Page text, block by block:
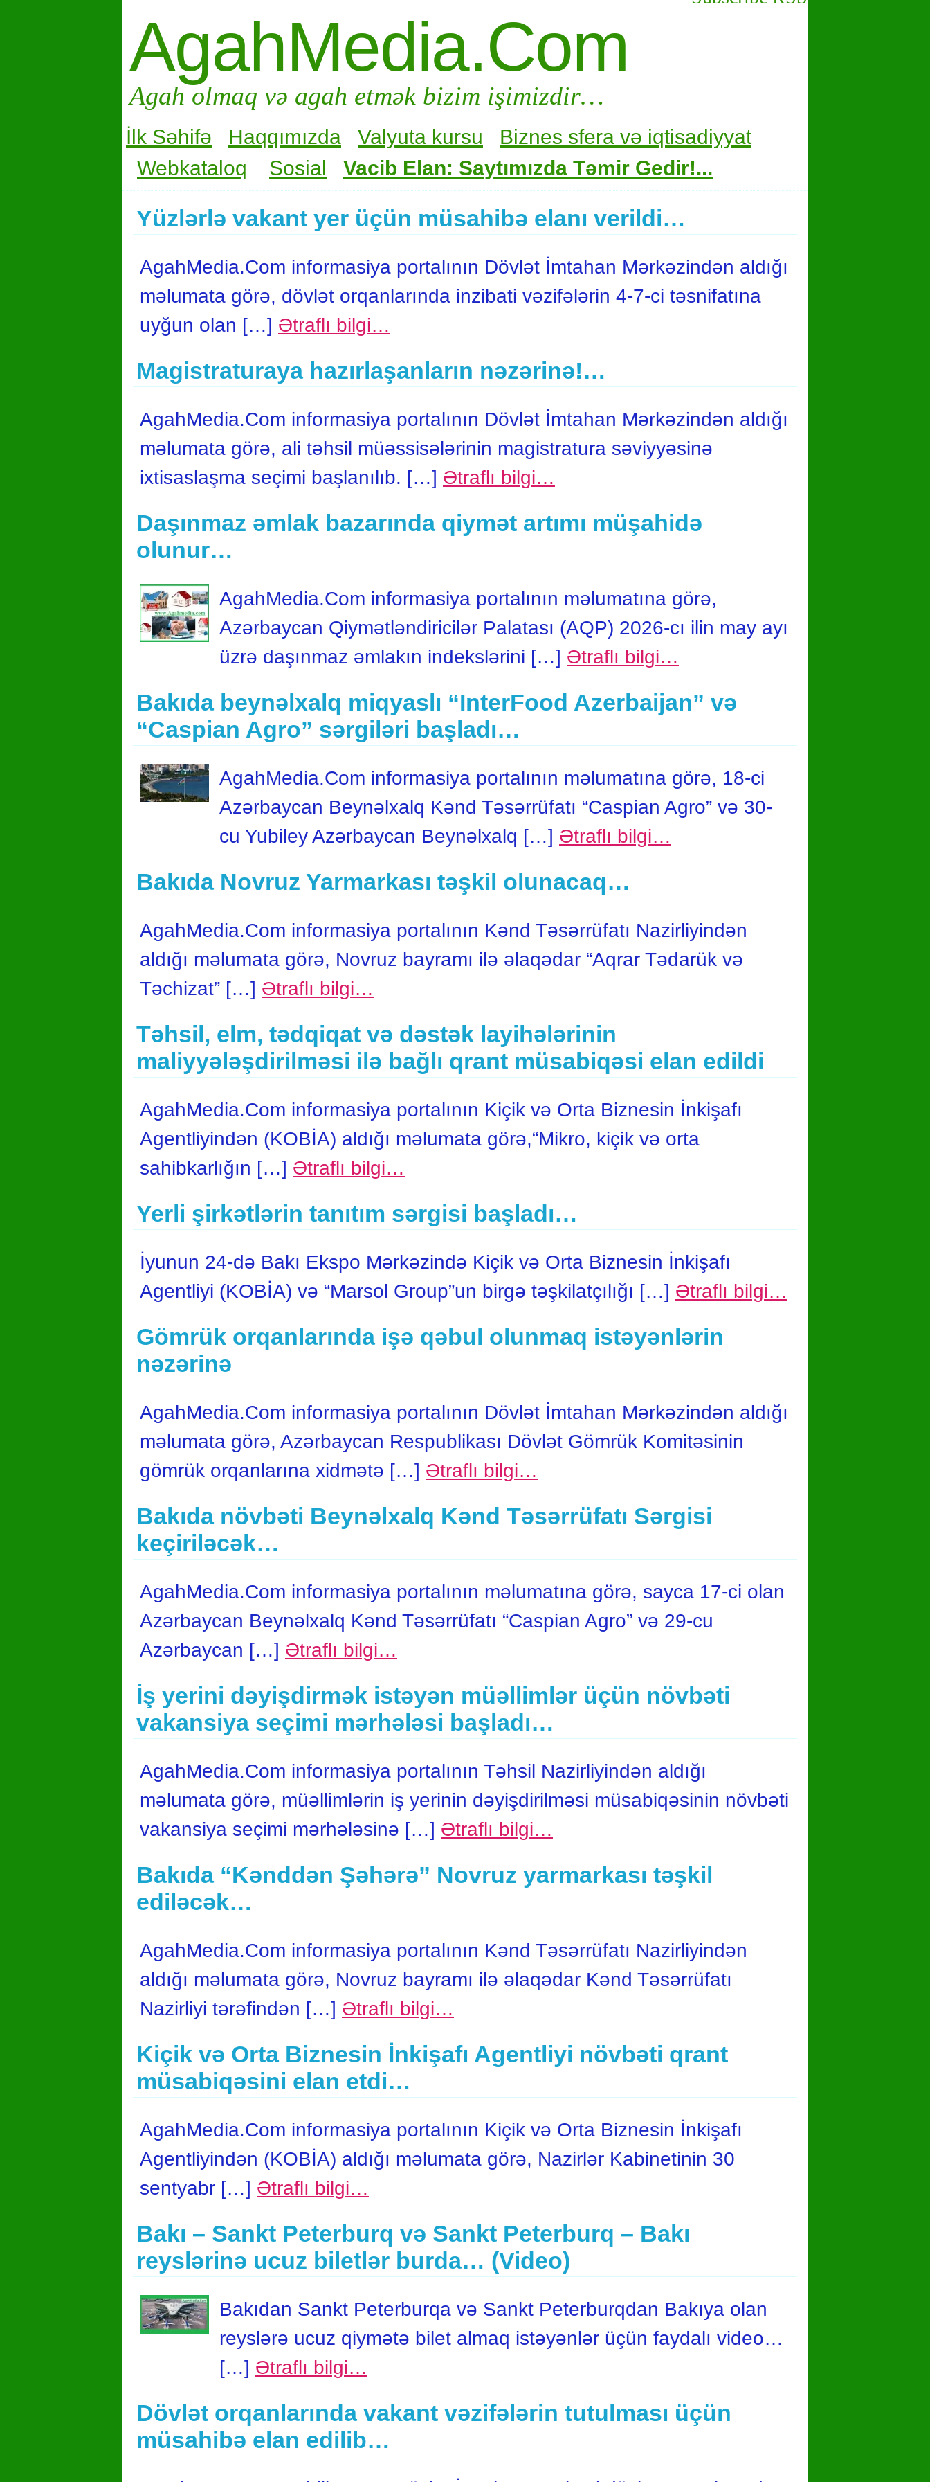
AgahMedia.Com
Agah olmaq və agah etmək bizim işimizdir…
İlk Səhifə Haqqımızda Valyuta kursu Biznes sfera və iqtisadiyyat
Webkataloq
Sosial Vacib Elan: Saytımızda Təmir Gedir!...
Yüzlərlə vakant yer üçün müsahibə elanı verildi…
AgahMedia.Com informasiya portalının Dövlət İmtahan Mərkəzindən aldığı
məlumata görə, dövlət orqanlarında inzibati vəzifələrin 4-7-ci təsnifatına
uyğun olan […] Ətraflı bilgi…
Magistraturaya hazırlaşanların nəzərinə!…
AgahMedia.Com informasiya portalının Dövlət İmtahan Mərkəzindən aldığı
məlumata görə, ali təhsil müəssisələrinin magistratura səviyyəsinə
ixtisaslaşma seçimi başlanılıb. […] Ətraflı bilgi…
Daşınmaz əmlak bazarında qiymət artımı müşahidə
olunur…
AgahMedia.Com informasiya portalının məlumatına görə,
Azərbaycan Qiymətləndiricilər Palatası (AQP) 2026-cı ilin may ayı
üzrə daşınmaz əmlakın indekslərini […] Ətraflı bilgi…
Bakıda beynəlxalq miqyaslı “InterFood Azerbaijan” və
“Caspian Agro” sərgiləri başladı…
AgahMedia.Com informasiya portalının məlumatına görə, 18-ci
Azərbaycan Beynəlxalq Kənd Təsərrüfatı “Caspian Agro” və 30-
cu Yubiley Azərbaycan Beynəlxalq […] Ətraflı bilgi…
Bakıda Novruz Yarmarkası təşkil olunacaq…
AgahMedia.Com informasiya portalının Kənd Təsərrüfatı Nazirliyindən
aldığı məlumata görə, Novruz bayramı ilə əlaqədar “Aqrar Tədarük və
Təchizat” […] Ətraflı bilgi…
Təhsil, elm, tədqiqat və dəstək layihələrinin
maliyyələşdirilməsi ilə bağlı qrant müsabiqəsi elan edildi
AgahMedia.Com informasiya portalının Kiçik və Orta Biznesin İnkişafı
Agentliyindən (KOBİA) aldığı məlumata görə,“Mikro, kiçik və orta
sahibkarlığın […] Ətraflı bilgi…
Yerli şirkətlərin tanıtım sərgisi başladı…
İyunun 24-də Bakı Ekspo Mərkəzində Kiçik və Orta Biznesin İnkişafı
Agentliyi (KOBİA) və “Marsol Group”un birgə təşkilatçılığı […] Ətraflı bilgi…
Gömrük orqanlarında işə qəbul olunmaq istəyənlərin
nəzərinə
AgahMedia.Com informasiya portalının Dövlət İmtahan Mərkəzindən aldığı
məlumata görə, Azərbaycan Respublikası Dövlət Gömrük Komitəsinin
gömrük orqanlarına xidmətə […] Ətraflı bilgi…
Bakıda növbəti Beynəlxalq Kənd Təsərrüfatı Sərgisi
keçiriləcək…
AgahMedia.Com informasiya portalının məlumatına görə, sayca 17-ci olan
Azərbaycan Beynəlxalq Kənd Təsərrüfatı “Caspian Agro” və 29-cu
Azərbaycan […] Ətraflı bilgi…
İş yerini dəyişdirmək istəyən müəllimlər üçün növbəti
vakansiya seçimi mərhələsi başladı…
AgahMedia.Com informasiya portalının Təhsil Nazirliyindən aldığı
məlumata görə, müəllimlərin iş yerinin dəyişdirilməsi müsabiqəsinin növbəti
vakansiya seçimi mərhələsinə […] Ətraflı bilgi…
Bakıda “Kənddən Şəhərə” Novruz yarmarkası təşkil
ediləcək…
AgahMedia.Com informasiya portalının Kənd Təsərrüfatı Nazirliyindən
aldığı məlumata görə, Novruz bayramı ilə əlaqədar Kənd Təsərrüfatı
Nazirliyi tərəfindən […] Ətraflı bilgi…
Kiçik və Orta Biznesin İnkişafı Agentliyi növbəti qrant
müsabiqəsini elan etdi…
AgahMedia.Com informasiya portalının Kiçik və Orta Biznesin İnkişafı
Agentliyindən (KOBİA) aldığı məlumata görə, Nazirlər Kabinetinin 30
sentyabr […] Ətraflı bilgi…
Bakı – Sankt Peterburq və Sankt Peterburq – Bakı
reyslərinə ucuz biletlər burda… (Video)
Bakıdan Sankt Peterburqa və Sankt Peterburqdan Bakıya olan
reyslərə ucuz qiymətə bilet almaq istəyənlər üçün faydalı video…
[…] Ətraflı bilgi…
Dövlət orqanlarında vakant vəzifələrin tutulması üçün
müsahibə elan edilib…